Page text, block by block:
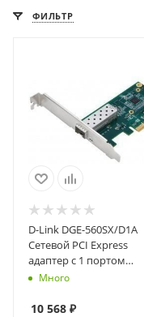
ФИЛЬТР
D-Link DGE-560SX/D1A
Сетевой PCI Express
адаптер с 1 портом
1000Base-X SFP
крепление в комплекте)
Много
10 568 ₽